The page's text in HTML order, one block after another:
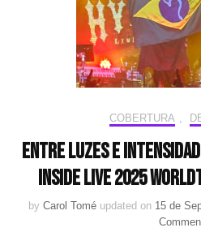
COBERTURA
Entre luzes e
INSIDE LIVE 2025
by Carol Tomé updated on 15 de